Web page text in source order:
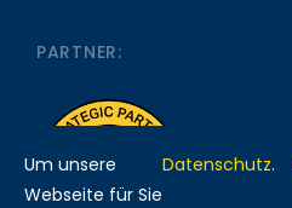
PARTNER:
Um unsere
Webseite für Sie
Datenschutz.